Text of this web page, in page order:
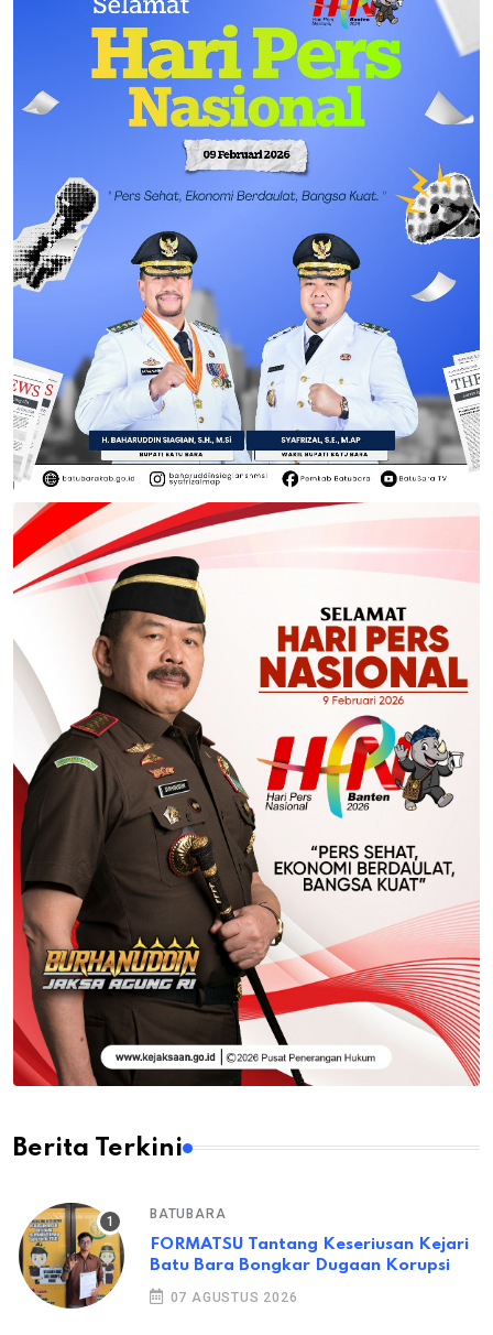
Berita Terkini
BATUBARA
FORMATSU Tantang Keseriusan Kejari
Batu Bara Bongkar Dugaan Korupsi
07 AGUSTUS 2026